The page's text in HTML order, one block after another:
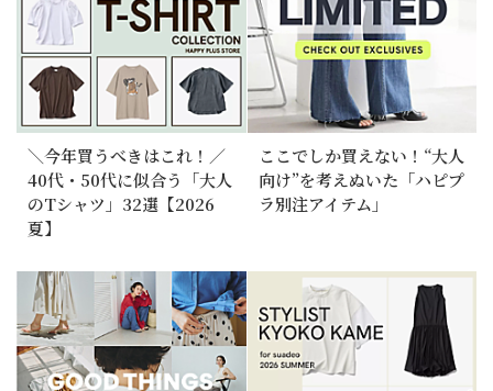
＼今年買うべきはこれ！／
40代・50代に似合う「大人
のTシャツ」32選【2026
夏】
ここでしか買えない！“大人
向け”を考えぬいた「ハピプ
ラ別注アイテム」